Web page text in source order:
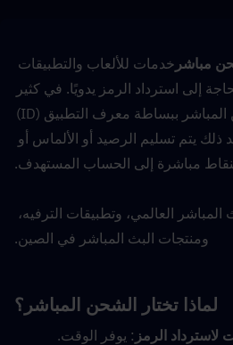
مباشر
مباشرة إلى الحساب المستهدف.
ومنتجات البث المباشر في الصين.
لماذا تختار الشحن المباشر؟
لاسترداد الرمز : يوفر الوقت.